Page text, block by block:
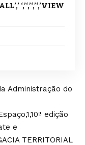
‘,’‘,’‘,’‘,’VIEW
Administração do
edição
e
TERRITORIAL